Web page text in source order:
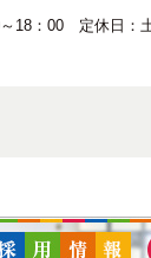
18：00 定休日：